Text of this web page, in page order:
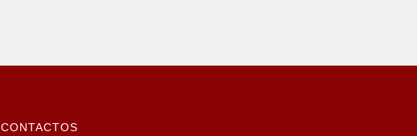
CONTACTOS